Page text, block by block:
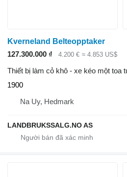
Kverneland Belteopptaker
127.300.000 ₫
4.200 € ≈ 4.853 US$
Thiết bị làm cỏ khô - xe kéo một toa
1900
Na Uy, Hedmark
LANDBRUKSSALG.NO AS